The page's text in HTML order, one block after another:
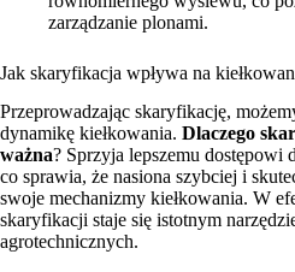
zarządzanie plonami.
Jak skaryfikacja wpływa na
Przeprowadzając skaryfikację,
dynamikę kiełkowania. Dlaczego
ważna? Sprzyja lepszemu dostępowi
co sprawia, że nasiona szybciej i
swoje mechanizmy kiełkowania. W
skaryfikacji staje się istotnym
agrotechnicznych.